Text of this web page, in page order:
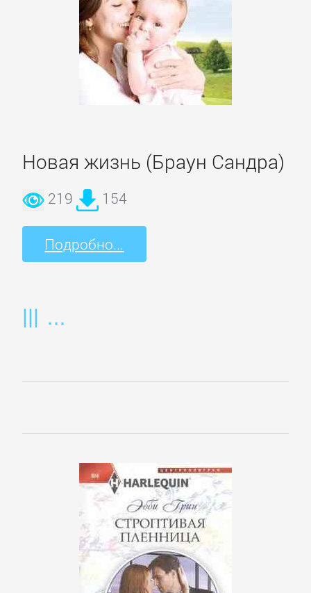
Новая жизнь (Браун Сандра)
219 154
Подробно...
Интернет
Компьютерное
Компьютеры:
ОС
Сети
Программирование
РОМАНЫ
Зарубежные
Исторические